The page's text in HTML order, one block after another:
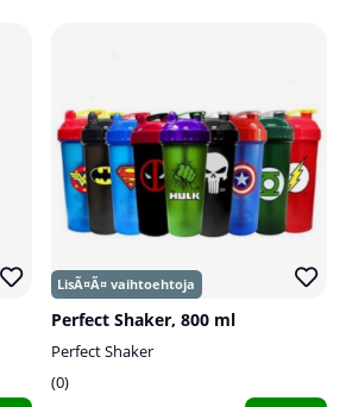
Perfect Shaker, 800 ml
Perfect Shaker
0